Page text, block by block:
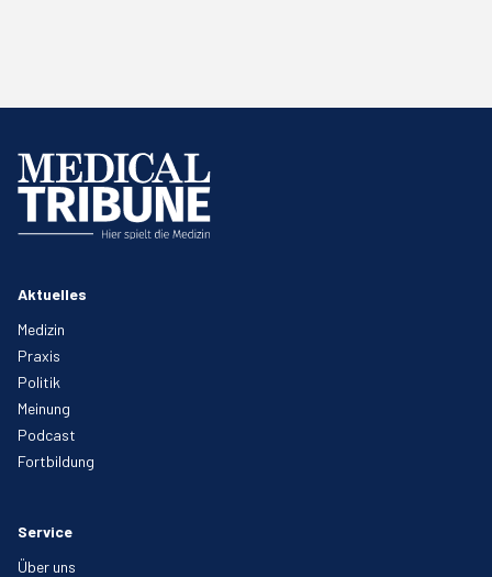
Aktuelles
Medizin
Praxis
Politik
Meinung
Podcast
Fortbildung
Service
Über uns